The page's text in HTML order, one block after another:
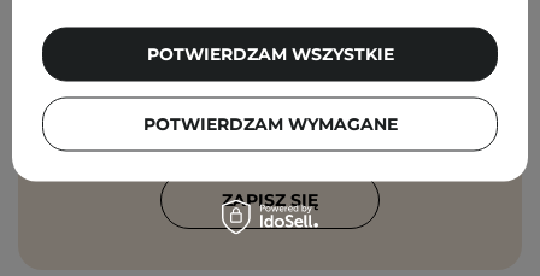
Zgadzam się na otrzymywanie
wiadomości marketingowych i
Cosibella sp. z o.o, zgodnie zpolityką
prywatności.
ZAPISZ SIĘ
POTWIERDZAM WYMAGANE
POTWIERDZAM WSZYSTKIE